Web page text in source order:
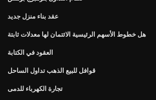
عقد بناء منزل جديد
هل خطوط الأسهم الرئيسية الائتمان لها معدلات ثابتة
العقود في الكتابة
قوافل للبيع الذهب تداول الساحل
تجارة الكهرباء للدمى